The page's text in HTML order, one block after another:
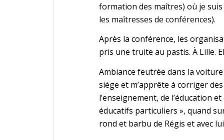
formation des maîtres) où je
les maîtresses de conférences).
Après la conférence, les
pris une truite au pastis. À Lille.
Ambiance feutrée dans la
siège et m’apprête à corriger
l’enseignement, de l’éducation
éducatifs particuliers », quand
rond et barbu de Régis et avec